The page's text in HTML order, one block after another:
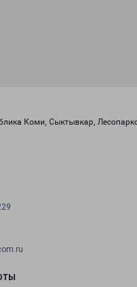
Коми, Сыктывкар,